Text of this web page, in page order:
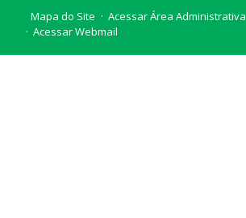
Mapa do Site
Acessar Área Administrativa
Acessar Webmail